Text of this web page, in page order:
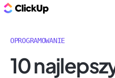
OPROGRAMOWANIE
10